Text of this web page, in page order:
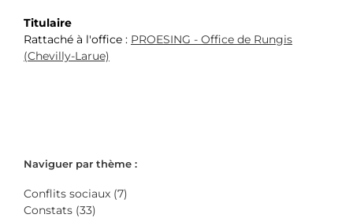
Titulaire
Rattaché à l'office : PROESING - Office de Rungis
(Chevilly-Larue)
Naviguer par thème :
Conflits sociaux (7)
Constats (33)